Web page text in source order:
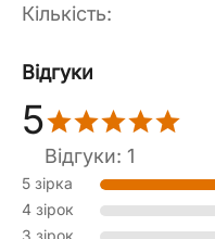
Кількість:
Відгуки
5
Відгуки: 1
5 зірка
4 зірок